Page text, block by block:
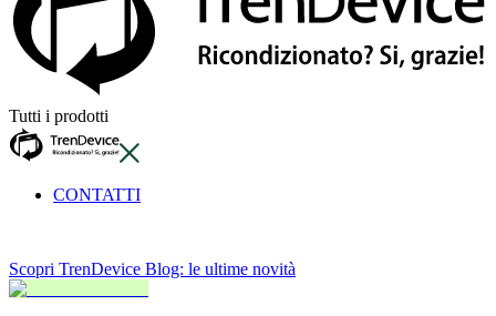
Tutti i prodotti
CONTATTI
Scopri TrenDevice Blog: le ultime novità